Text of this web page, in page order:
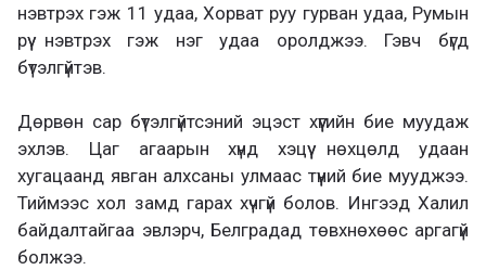
нэвтрэх гэж 11 удаа, Хорват руу гурван удаа, Румын
рүү нэвтрэх гэж нэг удаа оролджээ. Гэвч бүгд
бүтэлгүйтэв.
Дөрвөн сар бүтэлгүйтсэний эцэст хүүгийн бие муудаж
эхлэв. Цаг агаарын хүнд хэцүү нөхцөлд удаан
хугацаанд явган алхсаны улмаас түүний бие мууджээ.
Тиймээс хол замд гарах хүчгүй болов. Ингээд Халил
байдалтайгаа эвлэрч, Белградад төвхнөхөөс аргагүй
болжээ.